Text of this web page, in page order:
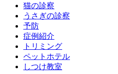
猫の診察
うさぎの診察
予防
症例紹介
トリミング
ペットホテル
しつけ教室